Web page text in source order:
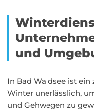
und
In Bad Waldsee ist
Winter unerlässlich,
und Gehwegen zu